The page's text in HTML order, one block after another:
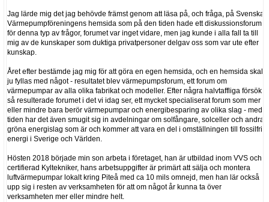
Jag lärde mig det jag behövde främst genom att läsa på, och fråga, på Svenska
Värmepumpföreningens hemsida som på den tiden hade ett diskussionsforum
för denna typ av frågor, forumet var inget vidare, men jag kunde i alla fall ta till
mig av de kunskaper som duktiga privatpersoner delgav oss som var ute efter
kunskap.
Året efter bestämde jag mig för att göra en egen hemsida, och en hemsida skall
ju fyllas med något - resultatet blev värmepumpsforum, ett forum om
värmepumpar av alla olika fabrikat och modeller. Efter några halvtaffliga försök
så resulterade forumet i det vi idag ser, ett mycket specialiserat forum som mer
eller mindre bara berör värmepumpar och energibesparing av olika slag - med
tiden har det även smugit sig in avdelningar om solfångare, solceller och andra
gröna energislag som är och kommer att vara en del i omställningen till fossilfri
energi i Sverige och Världen.
Hösten 2018 började min son arbeta i företaget, han är utbildad inom VVS och
certifierad Kyltekniker, hans arbetsuppgifter är primärt att sälja och montera
luftvärmepumpar lokalt kring Piteå med ca 10 mils omnejd, men han lär också
upp sig i resten av verksamheten för att om något år kunna ta över
verksamheten mer eller mindre helt.